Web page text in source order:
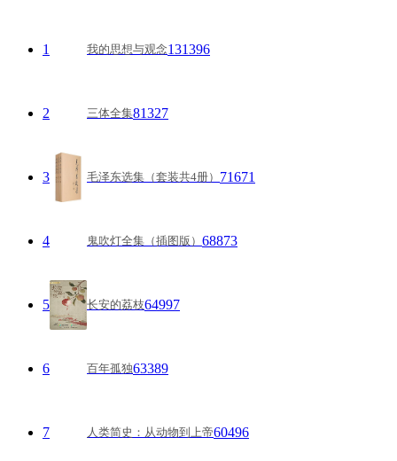
1 我的思想与观念131396
2 三体全集81327
3 毛泽东选集（套装共4册） 71671
4 鬼吹灯全集（插图版） 68873
5 长安的荔枝64997
6 百年孤独63389
7 人类简史：从动物到上帝60496